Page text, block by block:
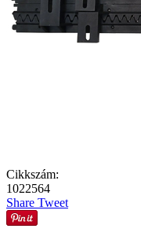
Cikkszám:
1022564
Share Tweet